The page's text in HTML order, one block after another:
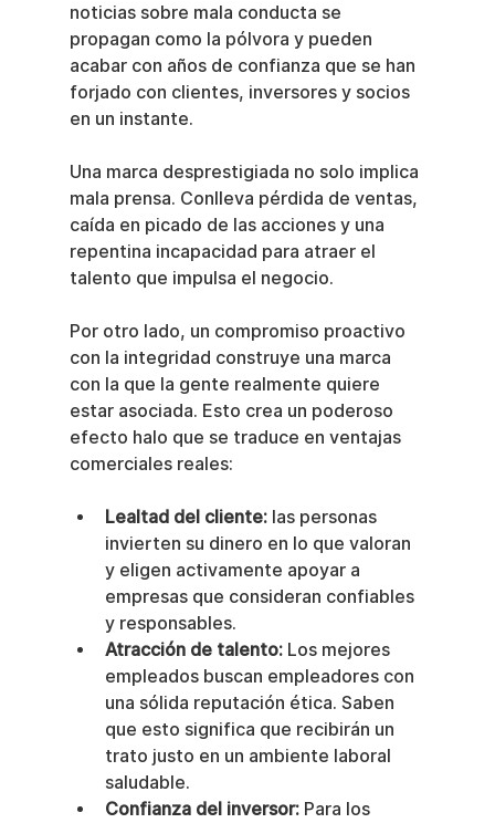
noticias sobre mala conducta se
propagan como la pólvora y pueden
acabar con años de confianza que se han
forjado con clientes, inversores y socios
en un instante.
Una marca desprestigiada no solo implica
mala prensa. Conlleva pérdida de ventas,
caída en picado de las acciones y una
repentina incapacidad para atraer el
talento que impulsa el negocio.
Por otro lado, un compromiso proactivo
con la integridad construye una marca
con la que la gente realmente quiere
estar asociada. Esto crea un poderoso
efecto halo que se traduce en ventajas
comerciales reales:
Lealtad del cliente: las personas
invierten su dinero en lo que valoran
y eligen activamente apoyar a
empresas que consideran confiables
y responsables.
Atracción de talento: Los mejores
empleados buscan empleadores con
una sólida reputación ética. Saben
que esto significa que recibirán un
trato justo en un ambiente laboral
saludable.
Confianza del inversor: Para los